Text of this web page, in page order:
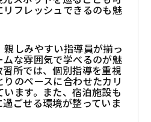
フレッシュできるのも魅
しみやすい指導員が揃っ
ムな雰囲気で学べるのが魅
所では、個別指導を重視
りのペースに合わせたカリ
ます。また、宿泊施設も
ごせる環境が整っていま